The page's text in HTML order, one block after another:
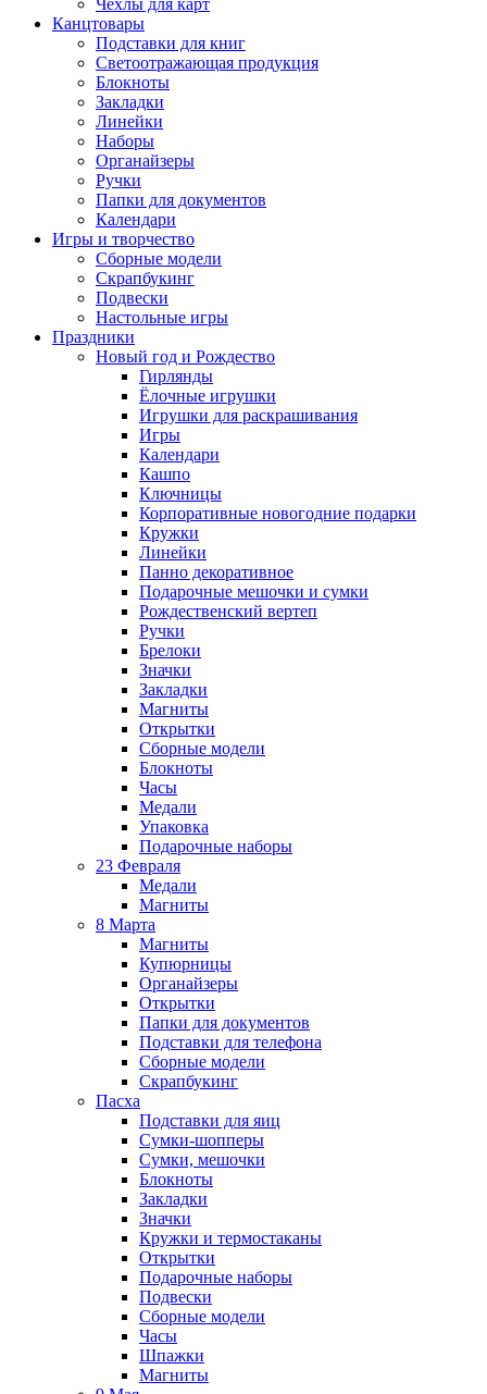
Чехлы для карт
Канцтовары
Подставки для книг
Светоотражающая продукция
Блокноты
Закладки
Линейки
Наборы
Органайзеры
Ручки
Папки для документов
Календари
Игры и творчество
Сборные модели
Скрапбукинг
Подвески
Настольные игры
Праздники
Новый год и Рождество
Гирлянды
Ёлочные игрушки
Игрушки для раскрашивания
Игры
Календари
Кашпо
Ключницы
Корпоративные новогодние подарки
Кружки
Линейки
Панно декоративное
Подарочные мешочки и сумки
Рождественский вертеп
Ручки
Брелоки
Значки
Закладки
Магниты
Открытки
Сборные модели
Блокноты
Часы
Медали
Упаковка
Подарочные наборы
23 Февраля
Медали
Магниты
8 Марта
Магниты
Купюрницы
Органайзеры
Открытки
Папки для документов
Подставки для телефона
Сборные модели
Скрапбукинг
Пасха
Подставки для яиц
Сумки-шопперы
Сумки, мешочки
Блокноты
Закладки
Значки
Кружки и термостаканы
Открытки
Подарочные наборы
Подвески
Сборные модели
Часы
Шпажки
Магниты